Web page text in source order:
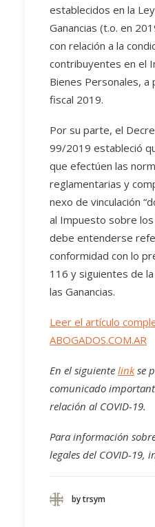
establecidos en la
Ganancias (t.o. en
con relación a la
contribuyentes en el
Bienes Personales,
fiscal 2019.
Por su parte, el
99/2019 estableció
que efectúen las
reglamentarias y
nexo de vinculación
al Impuesto sobre
debe entenderse
conformidad con lo
116 y siguientes de
las Ganancias.
Leer el artículo
ABOGADOS.COM.AR
En el siguiente linkse
comunicado
relación al COVID-19.
Para información
legales del COVID-19,
by trsym